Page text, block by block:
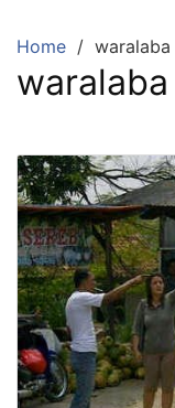
Home waralaba
waralaba